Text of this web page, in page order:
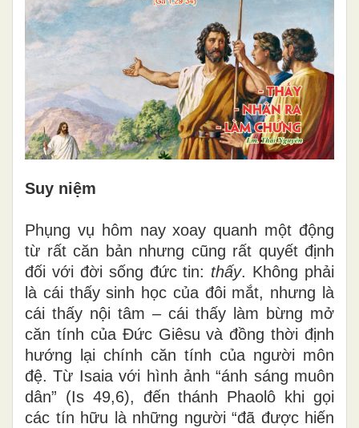
Suy niệm
Phụng vụ hôm nay xoay quanh một động
từ rất căn bản nhưng cũng rất quyết định
đối với đời sống đức tin: thấy. Không phải
là cái thấy sinh học của đôi mắt, nhưng là
cái thấy nội tâm – cái thấy làm bừng mở
căn tính của Đức Giêsu và đồng thời định
hướng lại chính căn tính của người môn
đệ. Từ Isaia với hình ảnh “ánh sáng muôn
dân” (Is 49,6), đến thánh Phaolô khi gọi
các tín hữu là những người “đã được hiến